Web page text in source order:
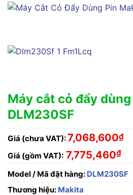
Máy cắt cỏ đẩy
DLM230SF
Giá (chưa VAT):7,068,600₫
Giá (gồm VAT): 7,775,460₫
Model / Mã đặt hàng: DLM230SF
Thương hiệu: Makita